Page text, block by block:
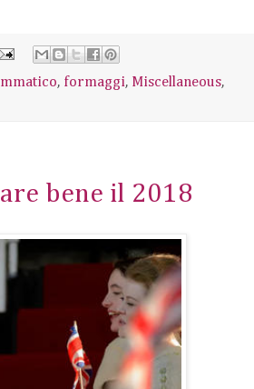
, formaggi, Miscellaneous,
bene il 2018